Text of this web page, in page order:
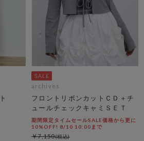
archives
フロントリボンカットＣＤ＋チ
ュールチェックキャミＳＥＴ
期間限定タイムセールSALE価格から更に
10%OFF! 8/10 10:00まで
￥7,150